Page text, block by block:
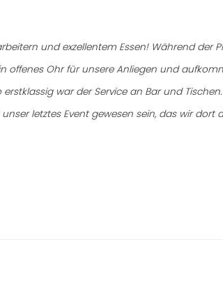
und exzellentem Essen! Während
Ohr für unsere Anliegen und
war der Service an Bar und
letztes Event gewesen sein, das wir dort